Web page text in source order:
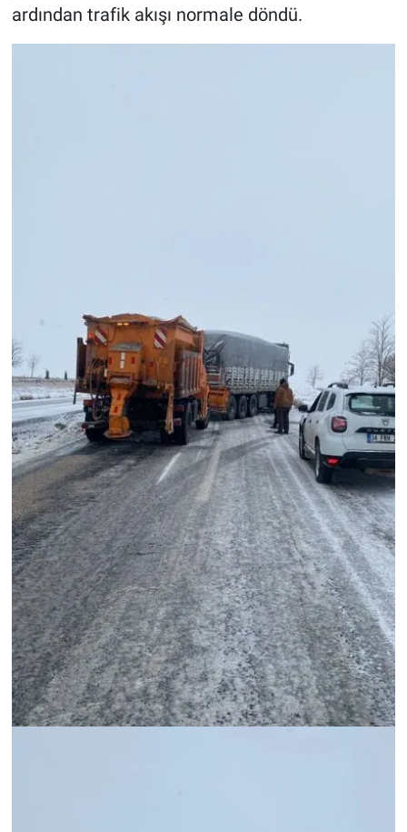
ardından trafik akışı normale döndü.
Genel
Haberde İnsan